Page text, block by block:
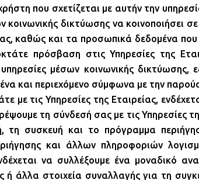
που σχετίζεται με αυτήν την
κοινωνικής δικτύωσης να
καθώς και τα προσωπικά δεδομένα που
πρόσβαση στις Υπηρεσίες της
μέσων κοινωνικής δικτύωσης,
και περιεχόμενο σύμφωνα με την
τις Υπηρεσίες της Εταιρείας,
τη σύνδεσή σας με τις Υπηρεσίες
συσκευή και το πρόγραμμα
και άλλων πληροφοριών
να συλλέξουμε ένα μοναδικό
άλλα στοιχεία συναλλαγής για τη